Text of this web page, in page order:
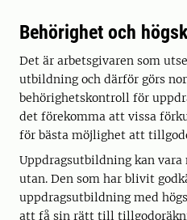
Behörighet och
Det är arbetsgivaren som
utbildning och därför görs
behörighetskontroll för
det förekomma att vissa
för bästa möjlighet att
Uppdragsutbildning kan vara
utan. Den som har blivit
uppdragsutbildning med
att få sin rätt till